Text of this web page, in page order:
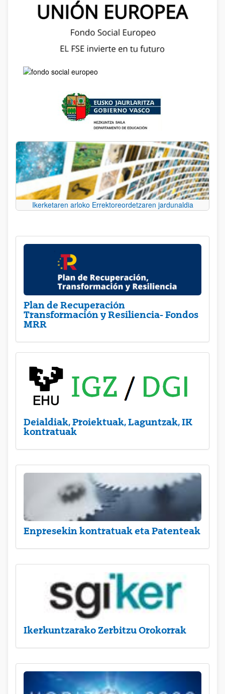
Ikerketaren arloko Errektoreordetzaren jardunaldia
Plan de Recuperación
Transformación y Resiliencia- Fondos
MRR
Deialdiak, Proiektuak, Laguntzak, IK
kontratuak
Enpresekin kontratuak eta Patenteak
Ikerkuntzarako Zerbitzu Orokorrak